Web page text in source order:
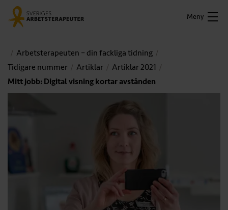
Meny
Arbetsterapeuten – din fackliga tidning
Tidigare nummer
Artiklar
Artiklar 2021
Mitt jobb: Digital visning kortar avstånden